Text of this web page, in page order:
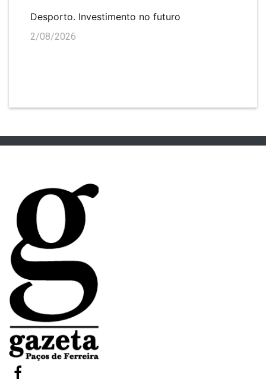
Desporto. Investimento no futuro
2/08/2026